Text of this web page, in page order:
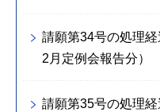
請願第34号の処理
2月定例会報告分）
請願第35号の処理